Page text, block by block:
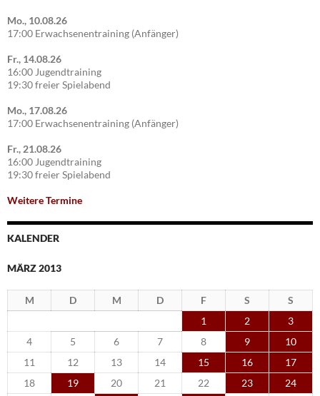
Mo., 10.08.26
17:00 Erwachsenentraining (Anfänger)
Fr., 14.08.26
16:00 Jugendtraining
19:30 freier Spielabend
Mo., 17.08.26
17:00 Erwachsenentraining (Anfänger)
Fr., 21.08.26
16:00 Jugendtraining
19:30 freier Spielabend
Weitere Termine
KALENDER
MÄRZ 2013
M D M D F S
S
1
2
3
4
5 6 7 8 9
10
11
12 13 14 15 16
17
18
19 20 21 22 23 24